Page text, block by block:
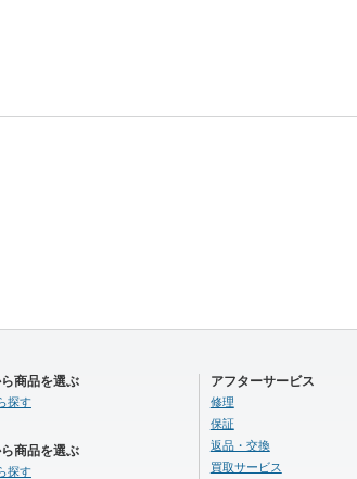
商品を選ぶ
探す
商品を選ぶ
探す
アフターサービス
修理
保証
返品・交換
買取サービス